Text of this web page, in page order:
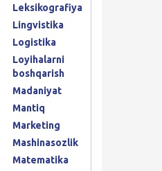
Leksikografiya
Lingvistika
Logistika
Loyihalarni
boshqarish
Madaniyat
Mantiq
Marketing
Mashinasozlik
Matematika